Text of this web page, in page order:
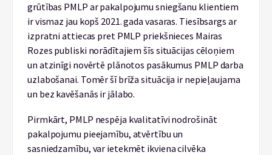
grūtības PMLP ar pakalpojumu sniegšanu klientiem
ir vismaz jau kopš 2021. gada vasaras. Tiesībsargs ar
izpratni attiecas pret PMLP priekšnieces Mairas
Rozes publiski norādītajiem šīs situācijas cēloņiem
un atzinīgi novērtē plānotos pasākumus PMLP darba
uzlabošanai. Tomēr šī brīža situācija ir nepieļaujama
un bez kavēšanās ir jālabo.
Pirmkārt, PMLP nespēja kvalitatīvi nodrošināt
pakalpojumu pieejamību, atvērtību un
sasniedzamību, var ietekmēt ikviena cilvēka